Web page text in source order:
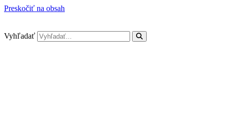
Preskočiť na obsah
Vyhľadať